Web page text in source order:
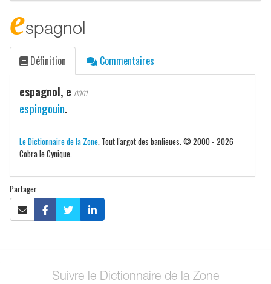
espagnol
Définition Commentaires
espagnol, e nom
espingouin.
Le Dictionnaire de la Zone . Tout l'argot des banlieues. © 2000 - 2026
Cobra le Cynique.
Partager
Suivre le Dictionnaire de la Zone